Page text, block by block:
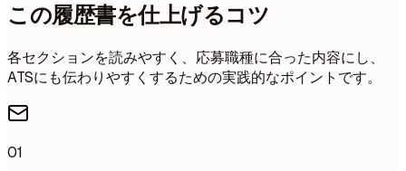
この履歴書を仕上げるコツ
各セクションを読みやすく、応募職種に合った内容にし、
ATSにも伝わりやすくするための実践的なポイントです。
01